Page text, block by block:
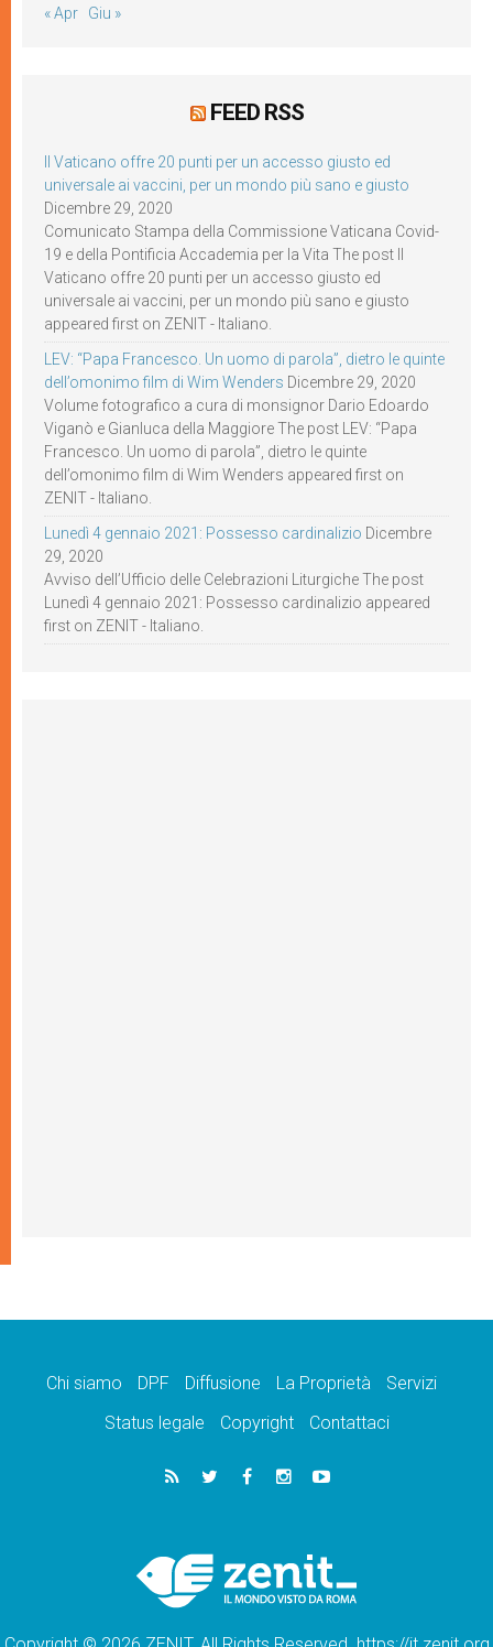
« Apr Giu »
FEED RSS
Il Vaticano offre 20 punti per un accesso giusto ed
universale ai vaccini, per un mondo più sano e giusto
Dicembre 29, 2020
Comunicato Stampa della Commissione Vaticana Covid-
19 e della Pontificia Accademia per la Vita The post Il
Vaticano offre 20 punti per un accesso giusto ed
universale ai vaccini, per un mondo più sano e giusto
appeared first on ZENIT - Italiano.
LEV: “Papa Francesco. Un uomo di parola”, dietro le quinte
dell’omonimo film di Wim Wenders Dicembre 29, 2020
Volume fotografico a cura di monsignor Dario Edoardo
Viganò e Gianluca della Maggiore The post LEV: “Papa
Francesco. Un uomo di parola”, dietro le quinte
dell’omonimo film di Wim Wenders appeared first on
ZENIT - Italiano.
Lunedì 4 gennaio 2021: Possesso cardinalizio Dicembre
29, 2020
Avviso dell’Ufficio delle Celebrazioni Liturgiche The post
Lunedì 4 gennaio 2021: Possesso cardinalizio appeared
first on ZENIT - Italiano.
Chi siamo DPF Diffusione La Proprietà
Servizi
Status legale
Copyright Contattaci